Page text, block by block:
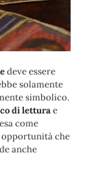
deve essere
solamente
simbolico.
di letturae
come
opportunità che
anche